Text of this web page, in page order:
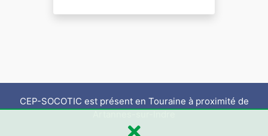
CEP-SOCOTIC est présent en Touraine à proximité de